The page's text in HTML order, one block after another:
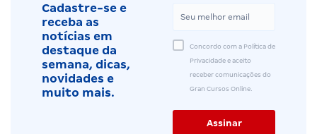
Cadastre-se e
receba as
notícias em
destaque da
semana, dicas,
novidades e
muito mais.
Concordo com a Política de
Privacidade e aceito
receber comunicações do
Gran Cursos Online.